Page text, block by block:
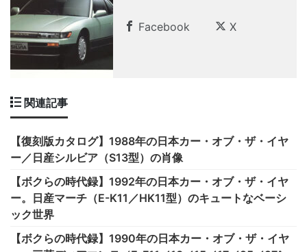
Facebook X
関連記事
【復刻版カタログ】1988年の日本カー・オブ・ザ・イヤ
ー／日産シルビア（S13型）の肖像
【ボクらの時代録】1992年の日本カー・オブ・ザ・イヤ
ー。日産マーチ（E-K11／HK11型）のキュートなベーシ
ック世界
【ボクらの時代録】1990年の日本カー・オブ・ザ・イヤ